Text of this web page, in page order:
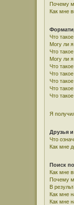
Почему
Как мне
Что
Могу ли
Что
Могу ли
Что
Что
Что
Что
Что
Я
Друзья
Что
Как мне
Поиск
Как мне
Почему
В
Как мне
Как мне